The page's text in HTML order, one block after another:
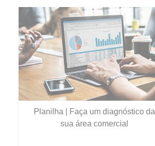
Planilha | Faça um diagnóstico da
sua área comercial